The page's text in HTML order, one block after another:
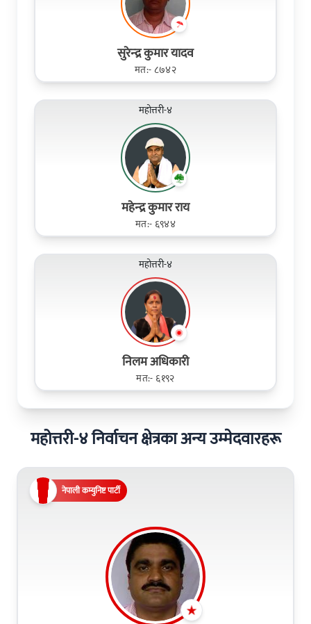
सुरेन्‍द्र कुमार यादव
मत:- ८७४२
महोत्तरी-४
महेन्‍द्र कुमार राय
मत:- ६९४४
महोत्तरी-४
निलम अधिकारी
मत:- ६१९२
महोत्तरी-४ निर्वाचन क्षेत्रका अन्य उम्मेदवारहरू
नेपाली कम्युनिष्ट पार्टी